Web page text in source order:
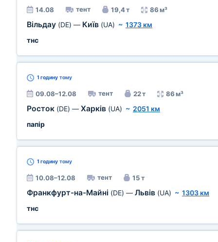
14.08 тент 19,4 т 86 м³
Вільдау (DE) — Київ (UA) ~ 1373 км
тнс
1 годину тому
09.08–12.08 тент 22 т 86 м³
Росток (DE) — Харків (UA) ~ 2051 км
папір
1 годину тому
10.08–12.08 тент 15 т
Франкфурт-на-Майні (DE) — Львів (UA) ~ 1303 км
тнс